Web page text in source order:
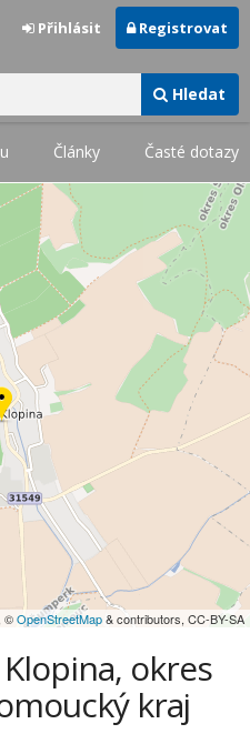
Hledat
Přihlásit Registrovat
Články Časté dotazy
©OpenStreetMap& contributors, CC-BY-SA
okres
kraj